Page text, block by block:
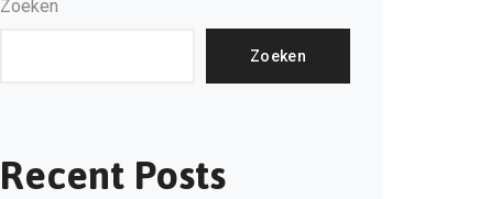
Zoeken
Zoeken
Recent Posts